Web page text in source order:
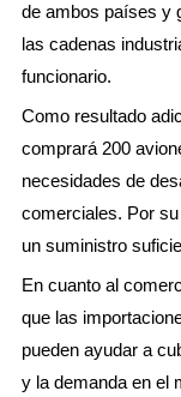
de ambos países y
las cadenas
funcionario.
Como resultado
comprará 200
necesidades de
comerciales. Por
un suministro
En cuanto al
que las
pueden ayudar a
y la demanda en el